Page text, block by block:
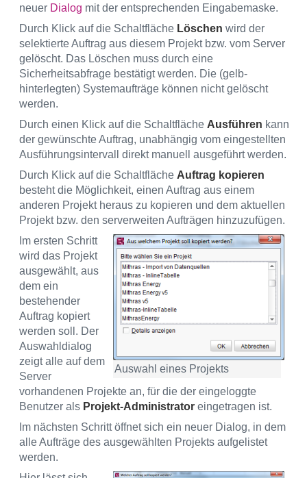
neuer Dialog mit der entsprechenden Eingabemaske.
Durch Klick auf die Schaltfläche Löschen wird der
selektierte Auftrag aus diesem Projekt bzw. vom Server
gelöscht. Das Löschen muss durch eine
Sicherheitsabfrage bestätigt werden. Die (gelb-
hinterlegten) Systemaufträge können nicht gelöscht
werden.
Durch einen Klick auf die Schaltfläche Ausführen kann
der gewünschte Auftrag, unabhängig vom eingestellten
Ausführungsintervall direkt manuell ausgeführt werden.
Durch Klick auf die Schaltfläche Auftrag kopieren
besteht die Möglichkeit, einen Auftrag aus einem
anderen Projekt heraus zu kopieren und dem aktuellen
Projekt bzw. den serverweiten Aufträgen hinzuzufügen.
Auswahl eines Projekts
Im ersten Schritt
wird das Projekt
ausgewählt, aus
dem ein
bestehender
Auftrag kopiert
werden soll. Der
Auswahldialog
zeigt alle auf dem
Server
vorhandenen Projekte an, für die der eingeloggte
Benutzer als Projekt-Administrator eingetragen ist.
Im nächsten Schritt öffnet sich ein neuer Dialog, in dem
alle Aufträge des ausgewählten Projekts aufgelistet
werden.